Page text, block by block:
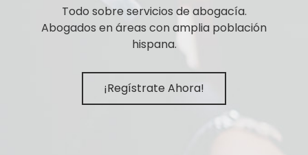
Todo sobre servicios de abogacía.
Abogados en áreas con amplia población
hispana.
¡Regístrate Ahora!